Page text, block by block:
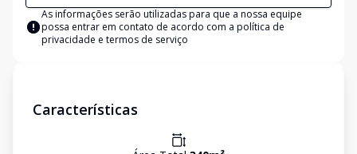
As informações serão utilizadas para que a nossa equipe
possa entrar em contato de acordo com a política de
privacidade e termos de serviço
Características